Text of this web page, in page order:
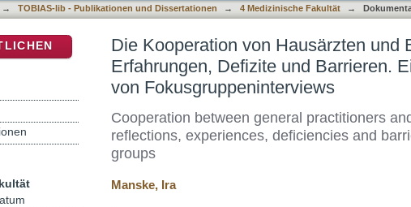
→ TOBIAS-lib - Publikationen und Dissertationen → 4 Medizinische Fakultät →
Die Kooperation von Hausärzten und
Erfahrungen, Defizite und Barrieren.
von Fokusgruppeninterviews
Cooperation between general practitioners
reflections, experiences, deficiencies and
groups
Manske, Ira